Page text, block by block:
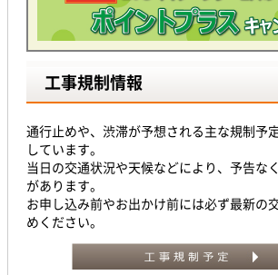
工事規制情報
通行止めや、渋滞が予想される主な規制予
しています。
当日の交通状況や天候などにより、予告な
があります。
お申し込み前やお出かけ前には必ず最新の
めください。